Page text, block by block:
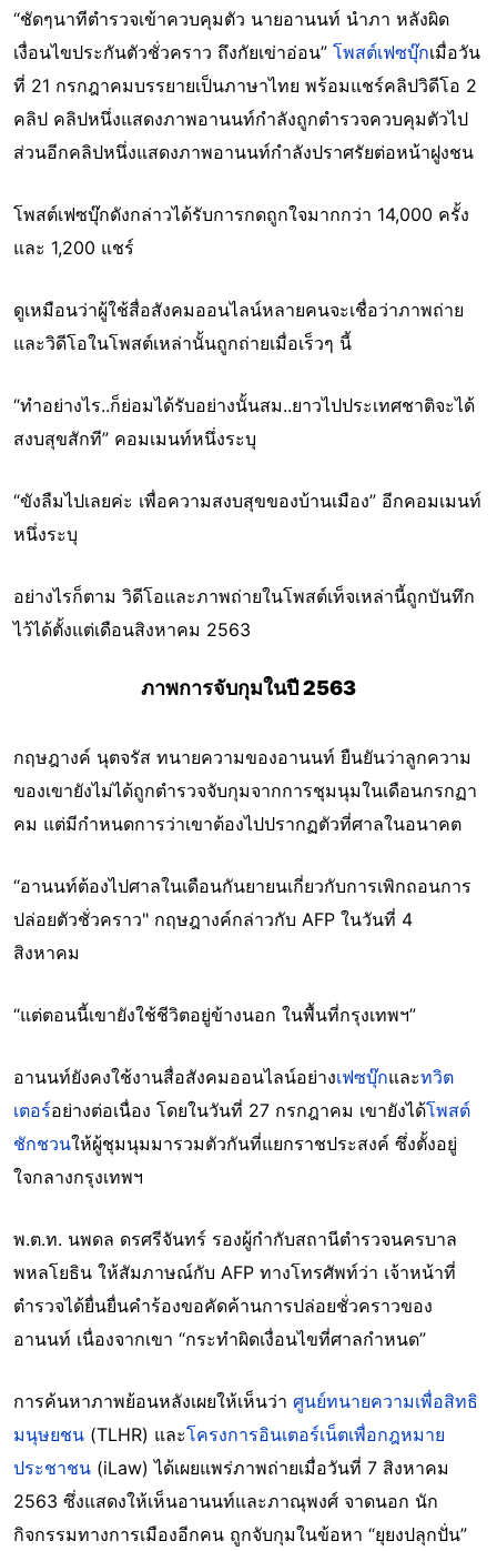
“ชัดๆนาทีตำรวจเข้าควบคุมตัว นายอานนท์ นำภา หลังผิด
เงื่อนไขประกันตัวชั่วคราว ถึงกัยเข่าอ่อน” โพสต์เฟซบุ๊กเมื่อวัน
ที่ 21 กรกฎาคมบรรยายเป็นภาษาไทย พร้อมแชร์คลิปวิดีโอ 2
คลิป คลิปหนึ่งแสดงภาพอานนท์กำลังถูกตำรวจควบคุมตัวไป
ส่วนอีกคลิปหนึ่งแสดงภาพอานนท์กำลังปราศรัยต่อหน้าฝูงชน
โพสต์เฟซบุ๊กดังกล่าวได้รับการกดถูกใจมากกว่า 14,000 ครั้ง
และ 1,200 แชร์
ดูเหมือนว่าผู้ใช้สื่อสังคมออนไลน์หลายคนจะเชื่อว่าภาพถ่าย
และวิดีโอในโพสต์เหล่านั้นถูกถ่ายเมื่อเร็วๆ นี้
“ทำอย่างไร..ก็ย่อมได้รับอย่างนั้นสม..ยาวไปประเทศชาติจะได้
สงบสุขสักที” คอมเมนท์หนึ่งระบุ
“ขังลืมไปเลยค่ะ เพื่อความสงบสุขของบ้านเมือง” อีกคอมเมนท์
หนึ่งระบุ
อย่างไรก็ตาม วิดีโอและภาพถ่ายในโพสต์เท็จเหล่านี้ถูกบันทึก
ไว้ได้ตั้งแต่เดือนสิงหาคม 2563
ภาพการจับกุมในปี 2563
กฤษฎางค์ นุตจรัส ทนายความของอานนท์ ยืนยันว่าลูกความ
ของเขายังไม่ได้ถูกตำรวจจับกุมจากการชุมนุมในเดือนกรกฏา
คม แต่มีกำหนดการว่าเขาต้องไปปรากฏตัวที่ศาลในอนาคต
“อานนท์ต้องไปศาลในเดือนกันยายนเกี่ยวกับการเพิกถอนการ
ปล่อยตัวชั่วคราว" กฤษฎางค์กล่าวกับ AFP ในวันที่ 4
สิงหาคม
“แต่ตอนนี้เขายังใช้ชีวิตอยู่ข้างนอก ในพื้นที่กรุงเทพฯ”
อานนท์ยังคงใช้งานสื่อสังคมออนไลน์อย่างเฟซบุ๊กและทวิต
เตอร์อย่างต่อเนื่อง โดยในวันที่ 27 กรกฎาคม เขายังได้โพสต์
ชักชวนให้ผู้ชุมนุมมารวมตัวกันที่แยกราชประสงค์ ซึ่งตั้งอยู่
ใจกลางกรุงเทพฯ
พ.ต.ท. นพดล ดรศรีจันทร์ รองผู้กำกับสถานีตำรวจนครบาล
พหลโยธิน ให้สัมภาษณ์กับ AFP ทางโทรศัพท์ว่า เจ้าหน้าที่
ตำรวจได้ยื่นยื่นคำร้องขอคัดค้านการปล่อยชั่วคราวของ
อานนท์ เนื่องจากเขา “กระทำผิดเงื่อนไขที่ศาลกำหนด”
การค้นหาภาพย้อนหลังเผยให้เห็นว่า ศูนย์ทนายความเพื่อสิทธิ
มนุษยชน (TLHR) และโครงการอินเตอร์เน็ตเพื่อกฎหมาย
ประชาชน (iLaw) ได้เผยแพร่ภาพถ่ายเมื่อวันที่ 7 สิงหาคม
2563 ซึ่งแสดงให้เห็นอานนท์และภาณุพงศ์ จาดนอก นัก
กิจกรรมทางการเมืองอีกคน ถูกจับกุมในข้อหา “ยุยงปลุกปั่น”